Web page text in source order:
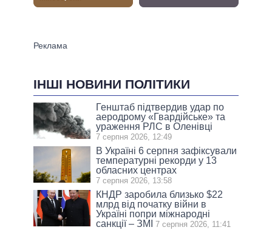
ІНШІ НОВИНИ ПОЛІТИКИ
Генштаб підтвердив удар по
аеродрому «Гвардійське» та
ураження РЛС в Оленівці
7 серпня 2026, 12:49
В Україні 6 серпня зафіксували
температурні рекорди у 13
обласних центрах
7 серпня 2026, 13:58
КНДР заробила близько $22
млрд від початку війни в
Україні попри міжнародні
санкції – ЗМІ
7 серпня 2026, 11:41